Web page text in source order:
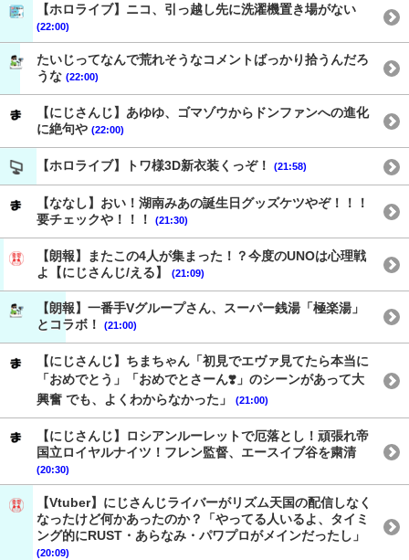
【ホロライブ】ニコ、引っ越し先に洗濯機置き場がない
(22:00)
たいじってなんで荒れそうなコメントばっかり拾うんだろ
うな (22:00)
【にじさんじ】あゆゆ、ゴマゾウからドンファンへの進化
に絶句や (22:00)
【ホロライブ】トワ様3D新衣装くっぞ！ (21:58)
【ななし】おい！湖南みあの誕生日グッズケツやぞ！！！
要チェックや！！！
(21:30)
【朗報】またこの4人が集まった！？今度のUNOは心理戦
よ【にじさんじ/える】
(21:09)
【朗報】一番手Vグループさん、スーパー銭湯「極楽湯」
とコラボ！
(21:00)
【にじさんじ】ちまちゃん「初見でエヴァ見てたら本当に
「おめでとう」「おめでとさーん❣️」のシーンがあって大
興奮 でも、よくわからなかった」
(21:00)
【にじさんじ】ロシアンルーレットで厄落とし！頑張れ帝
国立ロイヤルナイツ！フレン監督、エースイブ谷を粛清
(20:30)
【Vtuber】にじさんじライバーがリズム天国の配信しなく
なったけど何かあったのか？「やってる人いるよ、タイミ
ング的にRUST・あらなみ・パワプロがメインだったし」
(20:09)